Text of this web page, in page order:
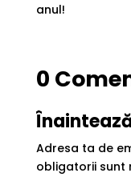
anul!
0
Adresa ta de
obligatorii sunt